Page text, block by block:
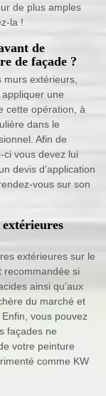
de plus amples
la !
de
de façade ?
extérieurs,
une
cette opération, à
dans le
Afin de
ci vous devez lui
devis d’application
vous sur son
extérieures sur le
recommandée si
ainsi qu’aux
du marché et
vous pouvez
façades ne
votre peinture
comme KW